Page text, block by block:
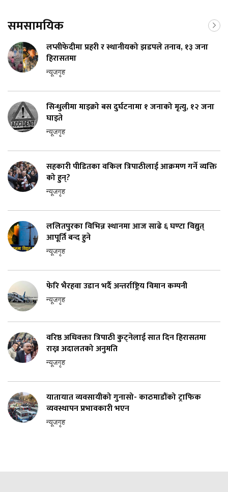
समसामयिक
लप्सीफेदीमा प्रहरी र स्थानीयको झडपले तनाव, १३ जना
हिरासतमा
न्यूजगृह
सिन्धुलीमा माइक्रो बस दुर्घटनामा १ जनाको मृत्यु, १२ जना
घाइते
न्यूजगृह
सहकारी पीडितका वकिल त्रिपाठीलाई आक्रमण गर्ने व्यक्ति
को हुन्?
न्यूजगृह
ललितपुरका विभिन्न स्थानमा आज साढे ६ घण्टा विद्युत्
आपूर्ति बन्द हुने
न्यूजगृह
फेरि भैरहवा उडान भर्दै अन्तर्राष्ट्रिय विमान कम्पनी
न्यूजगृह
वरिष्ठ अधिवक्ता त्रिपाठी कुट्नेलाई सात दिन हिरासतमा
राख्न अदालतको अनुमति
न्यूजगृह
यातायात व्यवसायीको गुनासो- काठमाडौंको ट्राफिक
व्यवस्थापन प्रभावकारी भएन
न्यूजगृह